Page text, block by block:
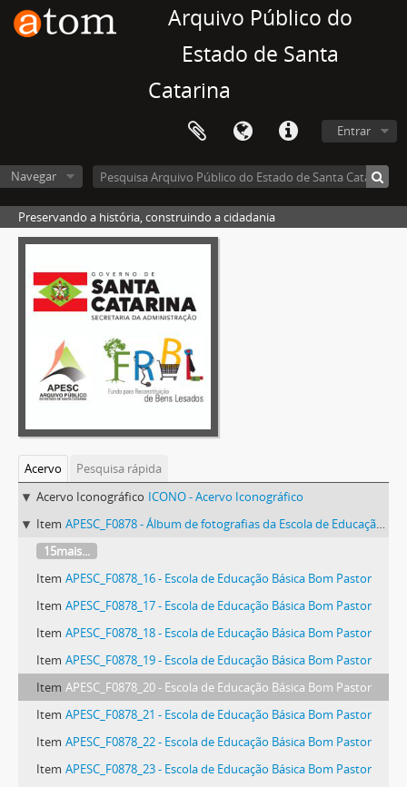
Arquivo Público do
Estado de Santa
Catarina
Entrar
Navegar
Preservando a história, construindo a cidadania
Acervo
Pesquisa rápida
Acervo Iconográfico ICONO - Acervo Iconográfico
Item APESC_F0878 - Álbum de fotografias da Escola de Educação Básica Bom Pastor
15mais...
Item APESC_F0878_16 - Escola de Educação Básica Bom Pastor
Item APESC_F0878_17 - Escola de Educação Básica Bom Pastor
Item APESC_F0878_18 - Escola de Educação Básica Bom Pastor
Item APESC_F0878_19 - Escola de Educação Básica Bom Pastor
Item APESC_F0878_20 - Escola de Educação Básica Bom Pastor
Item APESC_F0878_21 - Escola de Educação Básica Bom Pastor
Item APESC_F0878_22 - Escola de Educação Básica Bom Pastor
Item APESC_F0878_23 - Escola de Educação Básica Bom Pastor